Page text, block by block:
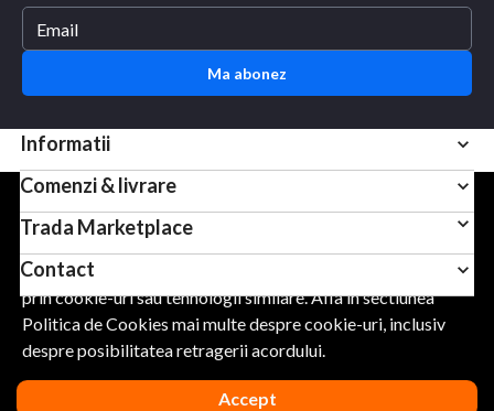
Ma abonez
Informatii
Comenzi & livrare
Trada Marketplace
Contact
URMARESTE-NE
Pentru scopuri precum afisarea de continut personalizat,
folosim module cookie sau tehnologii similare. Apasand
Accept, esti de acord sa permiti colectarea de informatii
prin cookie-uri sau tehnologii similare. Afla in sectiunea
Politica de Cookies mai multe despre cookie-uri, inclusiv
despre posibilitatea retragerii acordului.
Accept